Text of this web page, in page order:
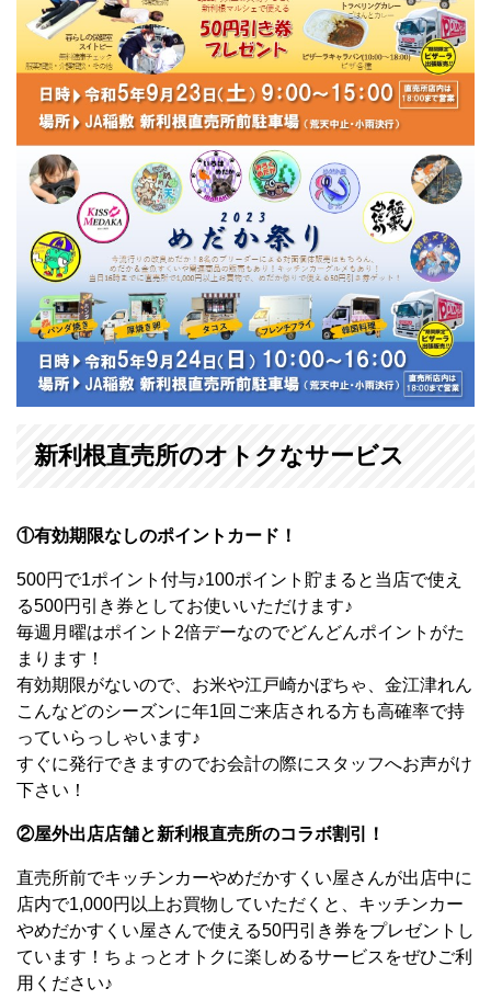
新利根直売所のオトクなサービス
①有効期限なしのポイントカード！
500円で1ポイント付与♪100ポイント貯まると当店で使え
る500円引き券としてお使いいただけます♪
毎週月曜はポイント2倍デーなのでどんどんポイントがた
まります！
有効期限がないので、お米や江戸崎かぼちゃ、金江津れん
こんなどのシーズンに年1回ご来店される方も高確率で持
っていらっしゃいます♪
すぐに発行できますのでお会計の際にスタッフへお声がけ
下さい！
②屋外出店店舗と新利根直売所のコラボ割引！
直売所前でキッチンカーやめだかすくい屋さんが出店中に
店内で1,000円以上お買物していただくと、キッチンカー
やめだかすくい屋さんで使える50円引き券をプレゼントし
ています！ちょっとオトクに楽しめるサービスをぜひご利
用ください♪